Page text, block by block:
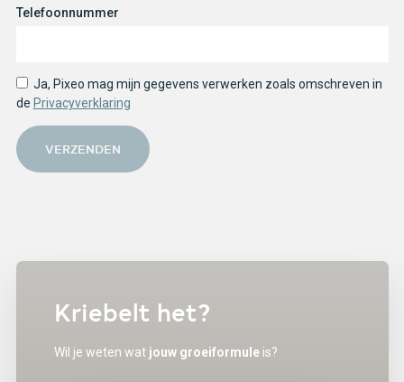
Telefoonnummer
Ja, Pixeo mag mijn gegevens verwerken zoals omschreven in
de Privacyverklaring
VERZENDEN
Kriebelt het?
Wil je weten wat jouw groeiformuleis?